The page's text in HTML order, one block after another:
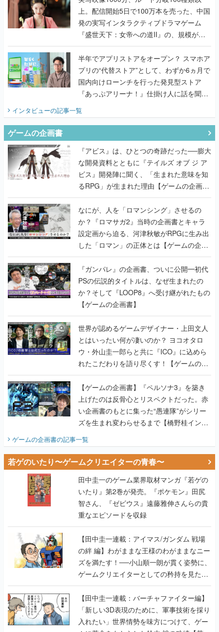
上。配信開始5日で100万本を売った、中国
発の実写インタラクティブドラマゲーム
『盛世天下：女帝への道II』の、規模が違
うこだわりをプロデューサーに聞いた
半年でアプリストアをオープン？ スマホア
プリの“代替ストア”として、わずか6ヵ月で
国内向けローンチを行った発見型ストア
『あっぷアリーナ！』仕掛け人に話を聞い
てみた
インタビューの記事一覧
ゲームの企画書
『アビス』は、ひとつの奇跡だった──膨大
な開発資料とともに『テイルズ オブ ジ ア
ビス』開発陣に聞く、「生まれた意味を知
るRPG」が生まれた理由【ゲームの企画
書】
なにが、人を「ロマンシング」させるの
か？『ロマサガ2』当時の企画書とキャラ
設定画から迫る、河津秋敏がRPGに生み出
した「ロマン」の正体とは【ゲームの企画
書】
『ガンパレ』の企画書、ついに公開━初代
PSの伝説的タイトルは、なぜ生まれたの
か？そして『LOOP8』へ受け継がれたもの
【ゲームの企画書】
世界が認めるゲームデザイナー・上田文人
とはいったい何が凄いのか？ ヨコオタロ
ウ・外山圭一郎らと共に『ICO』に込めら
れたこだわりを語り尽くす！【ゲームの企
画書】
【ゲームの企画書】『ペルソナ3』を築き
上げたのは反骨心とリスペクトだった。赤
い企画書のもとに集った“愚連隊”がシリー
ズを生まれ変わらせるまで【橋野桂インタ
ビュー】
ゲームの企画書の記事一覧
若ゲのいたり〜ゲームクリエイターの青春〜
田中圭一のゲーム業界取材マンガ『若ゲの
いたり』第2巻が発売。『ポケモン』田尻
智さん、『ゼビウス』遠藤雅伸さんらの貴
重なエピソードを収録
【田中圭一連載：アイマス/ガンダム 戦場
の絆 編】わがままな王様のわがままなニー
ズを満たす！──小山順一朗が貫く姿勢に、
ゲームクリエイターとしての矜持を見た
【若ゲのいたり最終回】
【田中圭一連載：バーチャファイター編】
「新しい3D表現のために、軍事技術を採り
入れたい」世界情勢を味方につけて、ゲー